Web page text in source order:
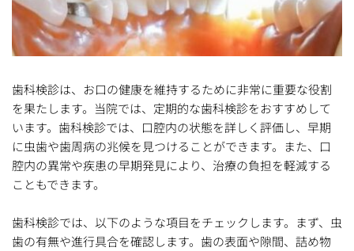
歯科検診は、お口の健康を維持するために非常に重要な役割
を果たします。当院では、定期的な歯科検診をおすすめして
います。歯科検診では、口腔内の状態を詳しく評価し、早期
に虫歯や歯周病の兆候を見つけることができます。また、口
腔内の異常や疾患の早期発見により、治療の負担を軽減する
こともできます。
歯科検診では、以下のような項目をチェックします。まず、虫
歯の有無や進行具合を確認します。歯の表面や隙間、詰め物